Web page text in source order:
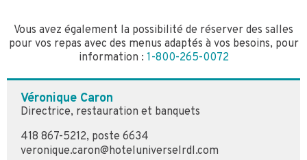
Vous avez également la possibilité de réserver des salles
pour vos repas avec des menus adaptés à vos besoins, pour
information : 1-800-265-0072
Véronique Caron
Directrice, restauration et banquets
418 867-5212, poste 6634
veronique.caron@hoteluniverselrdl.com